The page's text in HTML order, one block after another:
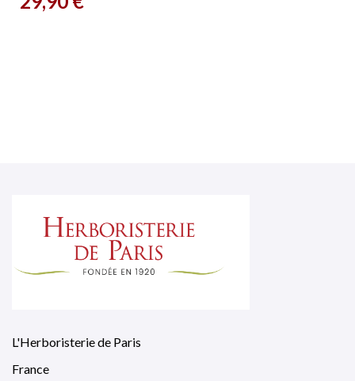
L'Herboristerie de Paris
France